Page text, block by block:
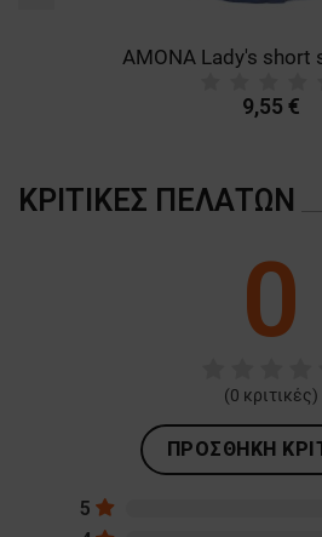
AMONA Lady's short
9,55 €
ΚΡΙΤΙΚΈΣ ΠΕΛΑΤΏΝ
0
(0 κριτικές)
ΠΡΟΣΘΉΚΗ
5